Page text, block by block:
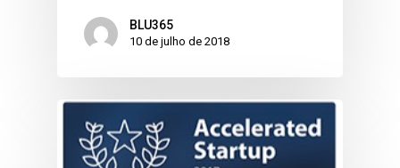
BLU365
10 de julho de 2018